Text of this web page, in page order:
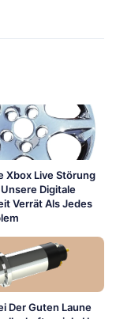
Xbox Live Störung
Digitale
Verrät Als Jedes
Der Guten Laune